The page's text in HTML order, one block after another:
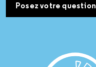
Posez votre question